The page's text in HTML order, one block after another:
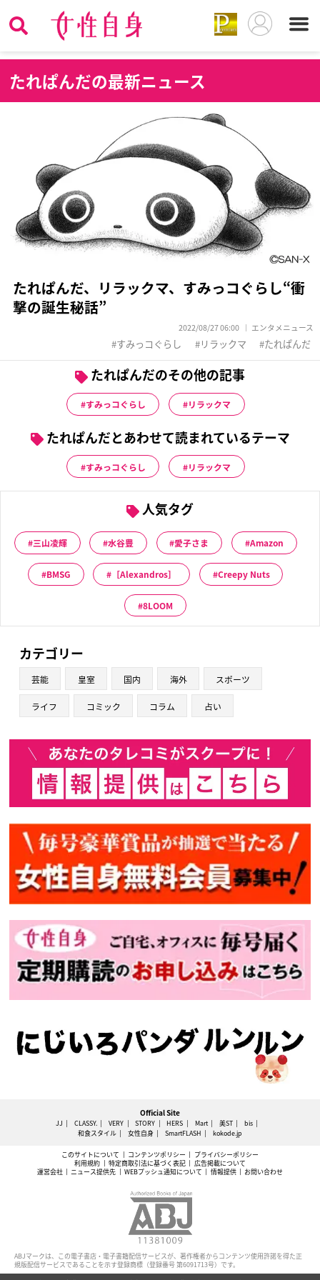
たれぱんだの最新ニュース
たれぱんだ、リラックマ、すみっコぐらし“衝
撃の誕生秘話”
2022/08/27 06:00 エンタメニュース
すみっコぐらし リラックマ たれぱんだ
たれぱんだのその他の記事
すみっコぐらし リラックマ
たれぱんだとあわせて読まれているテーマ
すみっコぐらし リラックマ
人気タグ
三山凌輝 水谷豊 愛子さま Amazon
BMSG ［Alexandros］ Creepy Nuts
8LOOM
カテゴリー
芸能 皇室 国内 海外 スポーツ
ライフ コミック コラム 占い
Official Site
JJ CLASSY. VERY STORY HERS Mart 美ST
bis
和食スタイル
女性自身 SmartFLASH kokode.jp
このサイトについて コンテンツポリシー
プライバシーポリシー
利用規約
特定商取引法に基づく表記
広告掲載について
運営会社
ニュース提供先 WEBプッシュ通知について 情報提供 お問い合わせ
ABJマークは、この電子書店・電子書籍配信サービスが、著作権者からコンテンツ使用許諾を得た正
規版配信サービスであることを示す登録商標（登録番号 第6091713号）です。